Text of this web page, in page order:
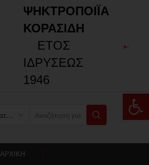
ΨΗΚΤΡΟΠΟΙΪΑ
ΚΟΡΑΣΙΔΗ
ΕΤΟΣ
ΙΔΡΥΣΕΩΣ
1946
ΑΡΧΙΚΗ